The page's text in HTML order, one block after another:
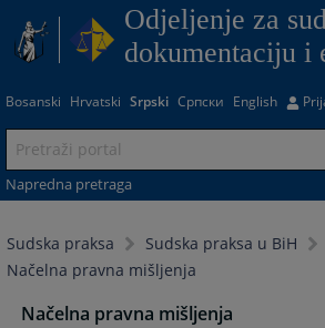
Odjeljenje za
dokumentaciju i
Bosanski Hrvatski Srpski Српски English
Napredna pretraga
Sudska praksa
Sudska praksa u BiH
Načelna pravna mišljenja
Načelna pravna mišljenja